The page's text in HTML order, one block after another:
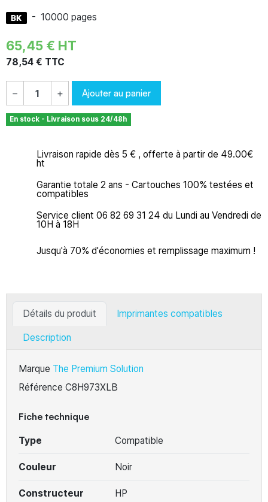
- 10000 pages
65,45 € HT
78,54 € TTC
− + Ajouter au panier
En stock - Livraison sous 24/48h
Livraison rapide dès 5 € , offerte à partir de 49.00€
ht
Garantie totale 2 ans - Cartouches 100% testées et
compatibles
Service client 06 82 69 31 24 du Lundi au Vendredi de
10H à 18H
Jusqu'à 70% d'économies et remplissage maximum !
Détails du produit Imprimantes compatibles
Description
Marque The Premium Solution
Référence C8H973XLB
Fiche technique
Type Compatible
Couleur Noir
Constructeur HP